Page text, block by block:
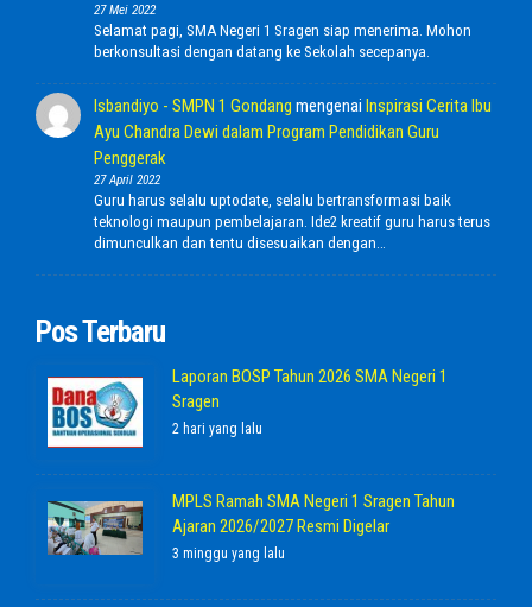
27 Mei 2022
Selamat pagi, SMA Negeri 1 Sragen siap menerima. Mohon
berkonsultasi dengan datang ke Sekolah secepanya.
Isbandiyo - SMPN 1 Gondang mengenai Inspirasi Cerita Ibu
Ayu Chandra Dewi dalam Program Pendidikan Guru
Penggerak
27 April 2022
Guru harus selalu uptodate, selalu bertransformasi baik
teknologi maupun pembelajaran. Ide2 kreatif guru harus terus
dimunculkan dan tentu disesuaikan dengan…
Pos Terbaru
Laporan BOSP Tahun 2026 SMA Negeri 1
Sragen
2 hari yang lalu
MPLS Ramah SMA Negeri 1 Sragen Tahun
Ajaran 2026/2027 Resmi Digelar
3 minggu yang lalu